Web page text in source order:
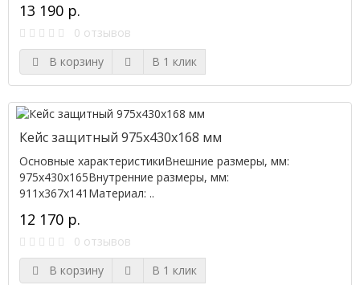
13 190 р.
0 отзывов
В корзину
В 1 клик
Кейс защитный 975х430х168 мм
Основные характеристикиВнешние размеры, мм:
975х430х165Внутренние размеры, мм:
911x367x141Материал: ..
12 170 р.
0 отзывов
В корзину
В 1 клик